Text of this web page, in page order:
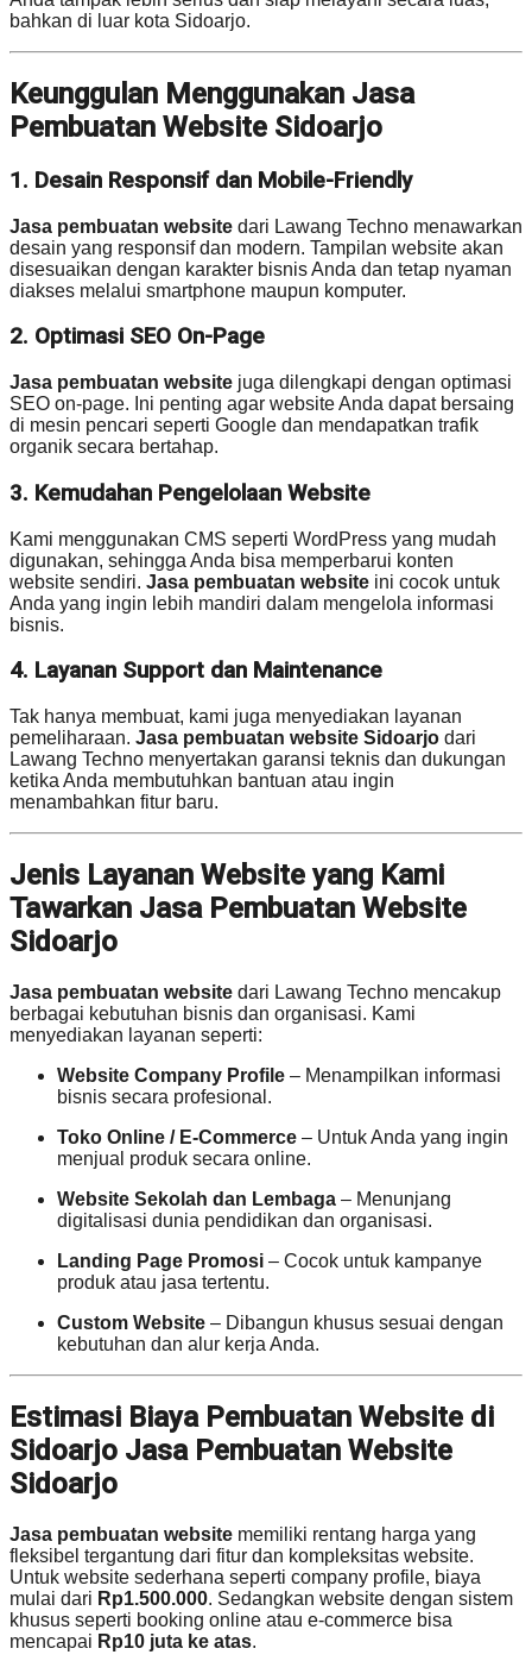
bahkan di luar kota Sidoarjo.
Keunggulan Menggunakan Jasa
Pembuatan Website Sidoarjo
1. Desain Responsif dan Mobile-Friendly
Jasa pembuatan website dari Lawang Techno menawarkan
desain yang responsif dan modern. Tampilan website akan
disesuaikan dengan karakter bisnis Anda dan tetap nyaman
diakses melalui smartphone maupun komputer.
2. Optimasi SEO On-Page
Jasa pembuatan website juga dilengkapi dengan optimasi
SEO on-page. Ini penting agar website Anda dapat bersaing
di mesin pencari seperti Google dan mendapatkan trafik
organik secara bertahap.
3. Kemudahan Pengelolaan Website
Kami menggunakan CMS seperti WordPress yang mudah
digunakan, sehingga Anda bisa memperbarui konten
website sendiri. Jasa pembuatan website ini cocok untuk
Anda yang ingin lebih mandiri dalam mengelola informasi
bisnis.
4. Layanan Support dan Maintenance
Tak hanya membuat, kami juga menyediakan layanan
pemeliharaan. Jasa pembuatan website Sidoarjo dari
Lawang Techno menyertakan garansi teknis dan dukungan
ketika Anda membutuhkan bantuan atau ingin
menambahkan fitur baru.
Jenis Layanan Website yang Kami
Tawarkan Jasa Pembuatan Website
Sidoarjo
Jasa pembuatan website dari Lawang Techno mencakup
berbagai kebutuhan bisnis dan organisasi. Kami
menyediakan layanan seperti:
Website Company Profile – Menampilkan informasi
bisnis secara profesional.
Toko Online / E-Commerce – Untuk Anda yang ingin
menjual produk secara online.
Website Sekolah dan Lembaga – Menunjang
digitalisasi dunia pendidikan dan organisasi.
Landing Page Promosi – Cocok untuk kampanye
produk atau jasa tertentu.
Custom Website – Dibangun khusus sesuai dengan
kebutuhan dan alur kerja Anda.
Estimasi Biaya Pembuatan Website di
Sidoarjo Jasa Pembuatan Website
Sidoarjo
Jasa pembuatan website memiliki rentang harga yang
fleksibel tergantung dari fitur dan kompleksitas website.
Untuk website sederhana seperti company profile, biaya
mulai dari Rp1.500.000. Sedangkan website dengan sistem
khusus seperti booking online atau e-commerce bisa
mencapai Rp10 juta ke atas.